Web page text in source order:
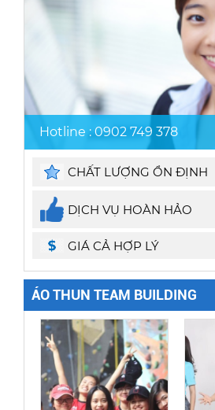
Hotline : 0902 749 378
CHẤT LƯỢNG ỔN ĐỊNH
DỊCH VỤ HOÀN HẢO
GIÁ CẢ HỢP LÝ
ÁO THUN TEAM BUILDING